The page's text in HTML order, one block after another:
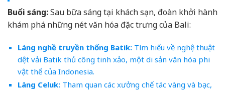
Buổi sáng:Sau bữa sáng tại khách sạn, đoàn khởi hành
khám phá những nét văn hóa đặc trưng của Bali:
Làng nghề truyền thống Batik:Tìm hiểu về nghệ thuật
dệt vải Batik thủ công tinh xảo, một di sản văn hóa phi
vật thể của Indonesia.
Làng Celuk:Tham quan các xưởng chế tác vàng và bạc,